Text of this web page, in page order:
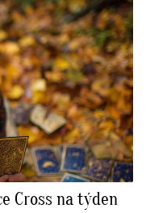
Cross na týden